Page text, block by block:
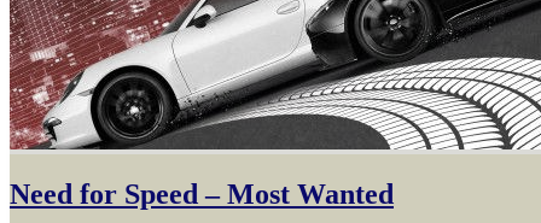
Need for Speed – Most Wanted